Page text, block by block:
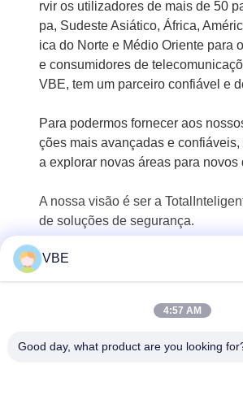
rvir os utilizadores de mais de 50
pa, Sudeste Asiático, África,
ica do Norte e Médio Oriente para
e consumidores de
VBE, tem um parceiro confiável e
Para podermos fornecer aos
ções mais avançadas e
a explorar novas áreas para novos
A nossa visão é ser a Total
de soluções de segurança.
VBE
4:57 AM
Good day, what product are you looking